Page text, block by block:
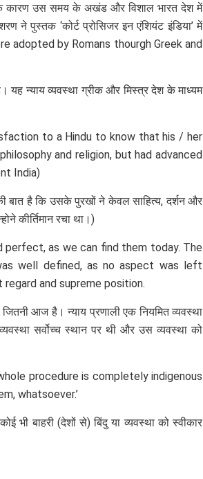
के कारण उस समय के अखंड और विशाल भारत देश में
पुस्तक ‘कोर्ट प्रोसिजर इन एंशियंट इंडिया’ में
adopted by Romans thourgh Greek and
यह न्याय व्यवस्था ग्रीक और मिस्त्र देश के माध्यम
to a Hindu to know that his / her
and religion, but had advanced
India)
बात है कि उसके पुरखों ने केवल साहित्य, दर्शन और
कीर्तिमान रचा था।)
perfect, as we can find them today. The
well defined, as no aspect was left
and supreme position.
जितनी आज है। न्याय प्रणाली एक नियमित व्यवस्था
सर्वोच्च स्थान पर थी और उस व्यवस्था को
procedure is completely indigenous
whatsoever.’
भी बाहरी (देशों से) बिंदु या व्यवस्था को स्वीकार